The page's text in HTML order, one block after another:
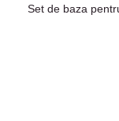
Set de baza